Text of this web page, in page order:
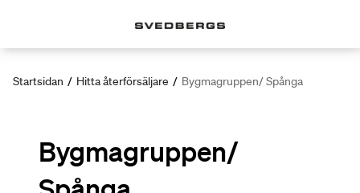
Startsidan / Hitta återförsäljare / Bygmagruppen/ Spånga
Bygmagruppen/